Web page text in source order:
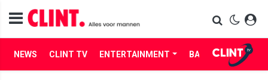
NEWS CLINT TV ENTERTAINMENT BABES LIFE